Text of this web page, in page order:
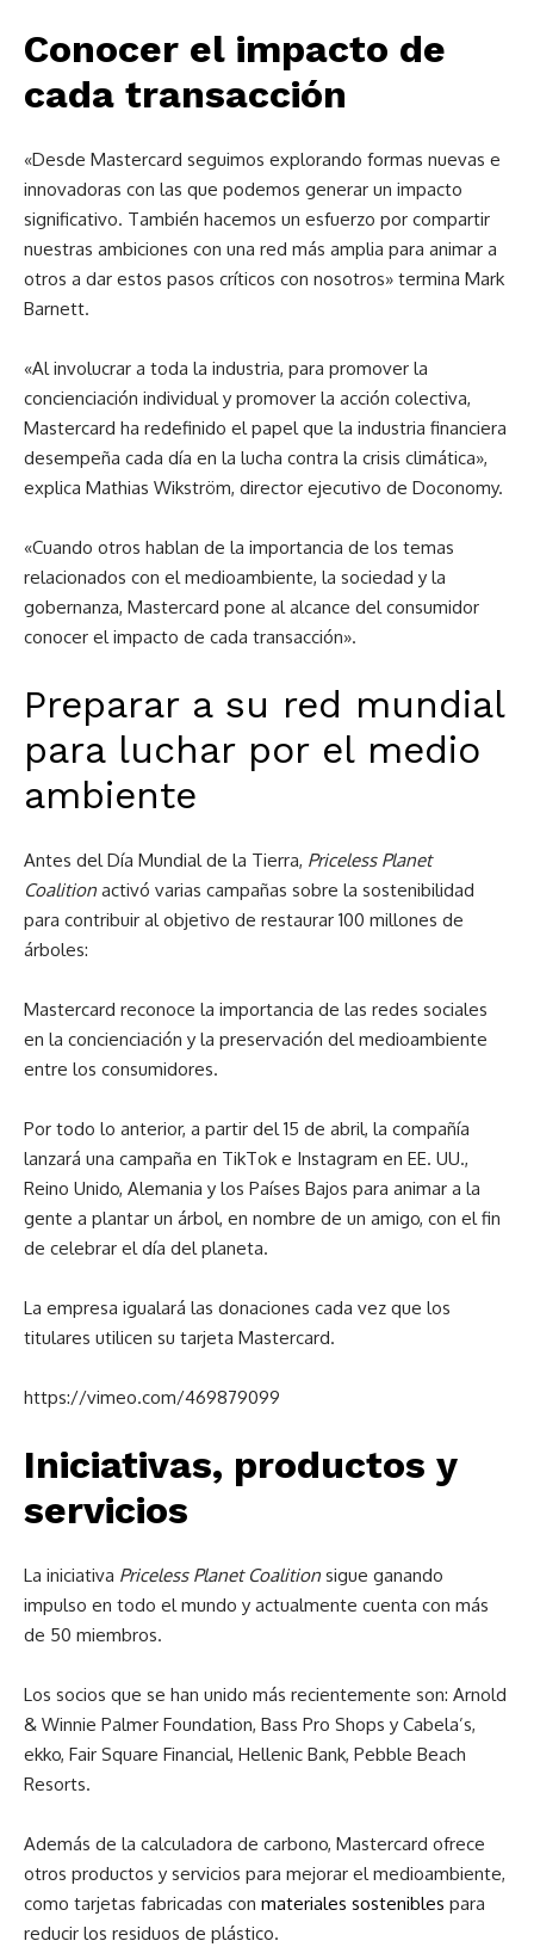
Conocer el impacto de
cada transacción
«Desde Mastercard seguimos explorando formas nuevas e
innovadoras con las que podemos generar un impacto
significativo. También hacemos un esfuerzo por compartir
nuestras ambiciones con una red más amplia para animar a
otros a dar estos pasos críticos con nosotros» termina Mark
Barnett.
«Al involucrar a toda la industria, para promover la
concienciación individual y promover la acción colectiva,
Mastercard ha redefinido el papel que la industria financiera
desempeña cada día en la lucha contra la crisis climática»,
explica Mathias Wikström, director ejecutivo de Doconomy.
«Cuando otros hablan de la importancia de los temas
relacionados con el medioambiente, la sociedad y la
gobernanza, Mastercard pone al alcance del consumidor
conocer el impacto de cada transacción».
Preparar a su red mundial
para luchar por el medio
ambiente
Antes del Día Mundial de la Tierra, Priceless Planet
Coalition activó varias campañas sobre la sostenibilidad
para contribuir al objetivo de restaurar 100 millones de
árboles:
Mastercard reconoce la importancia de las redes sociales
en la concienciación y la preservación del medioambiente
entre los consumidores.
Por todo lo anterior, a partir del 15 de abril, la compañía
lanzará una campaña en TikTok e Instagram en EE. UU.,
Reino Unido, Alemania y los Países Bajos para animar a la
gente a plantar un árbol, en nombre de un amigo, con el fin
de celebrar el día del planeta.
La empresa igualará las donaciones cada vez que los
titulares utilicen su tarjeta Mastercard.
https://vimeo.com/469879099
Iniciativas, productos y
servicios
La iniciativa Priceless Planet Coalition sigue ganando
impulso en todo el mundo y actualmente cuenta con más
de 50 miembros.
Los socios que se han unido más recientemente son: Arnold
& Winnie Palmer Foundation, Bass Pro Shops y Cabela’s,
ekko, Fair Square Financial, Hellenic Bank, Pebble Beach
Resorts.
Además de la calculadora de carbono, Mastercard ofrece
otros productos y servicios para mejorar el medioambiente,
como tarjetas fabricadas con materiales sostenibles para
reducir los residuos de plástico.